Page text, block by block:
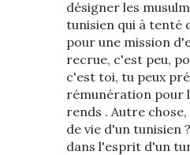
désigner les
tunisien qui à tenté
pour une mission
recrue, c'est peu,
c'est toi, tu peux
rémunération pour
rends . Autre
de vie d'un tunisien
dans l'esprit d'un